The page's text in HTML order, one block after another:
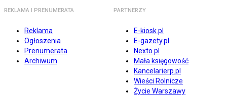
REKLAMA I PRENUMERATA
Reklama
Ogłoszenia
Prenumerata
Archiwum
PARTNERZY
E-kiosk.pl
E-gazety.pl
Nexto.pl
Mała księgowość
Kancelarierp.pl
Wieści Rolnicze
Życie Warszawy